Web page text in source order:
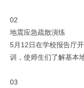
02
地震应急疏散演练
5月12日在学校报告厅
训，使师生们了解基本
03